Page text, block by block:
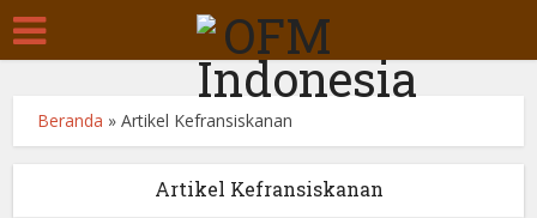
Beranda »Artikel Kefransiskanan
Artikel Kefransiskanan